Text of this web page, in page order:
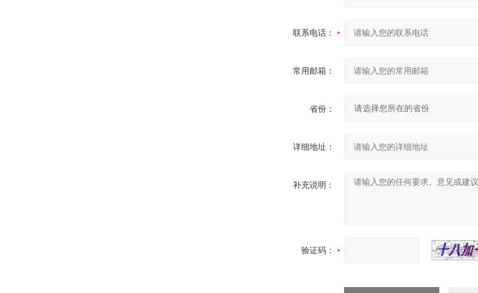
联系电话：
常用邮箱：
省份：
详细地址：
补充说明：
验证码：